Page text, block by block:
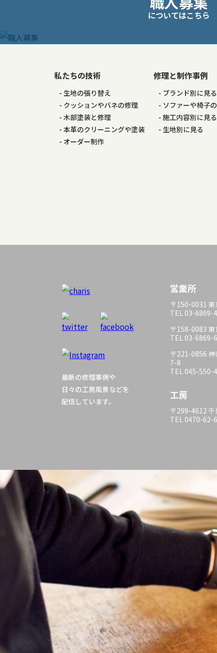
ョ
ン
についてはこちら
私たちの技術
生地の張り替え
クッションやバネの修理
木部塗装と修理
本革のクリーニングや塗装
オーダー制作
修理と制作事例
ブランド別に見る
ソファーや椅子
施工内容別に見る
生地別に見る
最新の修理事例や
日々の工房風景などを
配信しています。
営業所
〒150-0031
TEL 03-6869-
〒158-0083
TEL 03-6869-
〒221-0856
7-8
TEL 045-550-
工房
〒299-4612
TEL 0470-62-